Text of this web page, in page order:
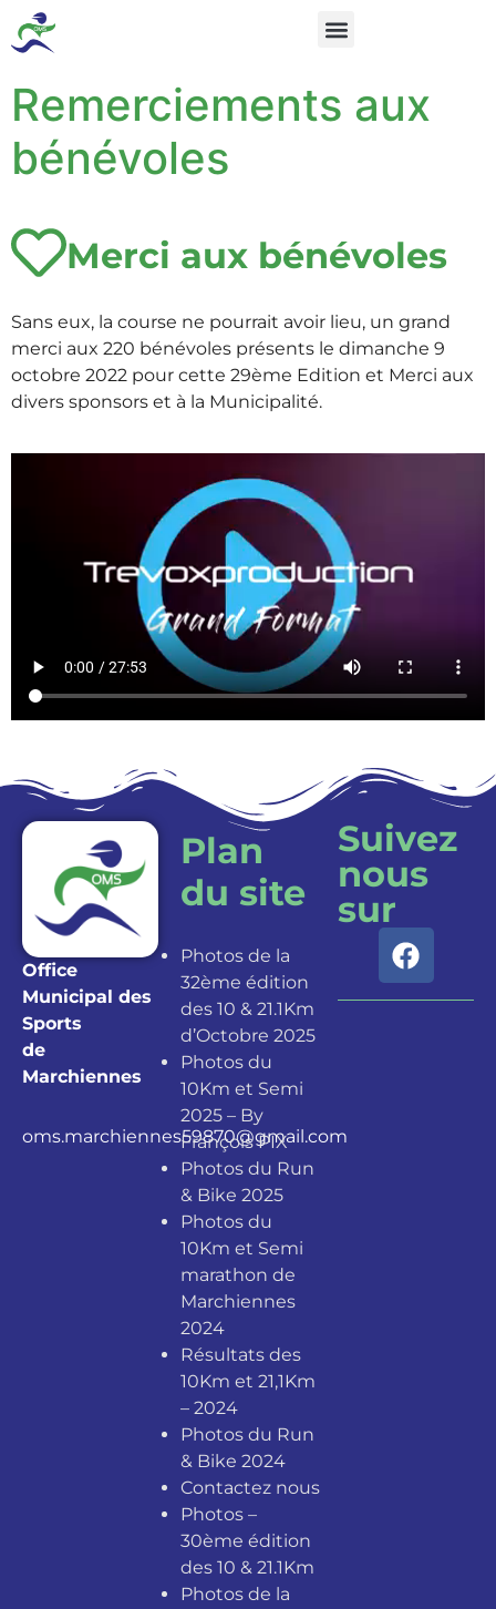
Remerciements aux
bénévoles
Merci aux bénévoles
Sans eux, la course ne pourrait avoir lieu, un grand
merci aux 220 bénévoles présents le dimanche 9
octobre 2022 pour cette 29ème Edition et Merci aux
divers sponsors et à la Municipalité.
Office
Municipal des
Sports
de
Marchiennes
oms.marchiennes59870@gmail.com
Plan
du site
Photos de la
32ème édition
des 10 & 21.1Km
d’Octobre 2025
Photos du
10Km et Semi
2025 – By
François PIX
Photos du Run
& Bike 2025
Photos du
10Km et Semi
marathon de
Marchiennes
2024
Résultats des
10Km et 21,1Km
– 2024
Photos du Run
& Bike 2024
Contactez nous
Photos –
30ème édition
des 10 & 21.1Km
Photos de la
Suivez
nous
sur